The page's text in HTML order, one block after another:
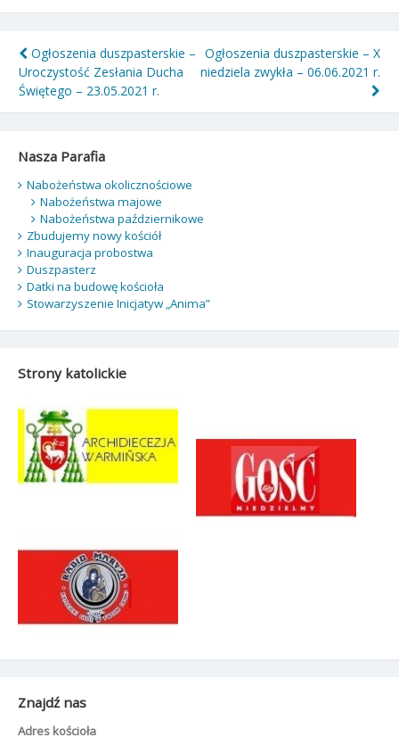
Nawigacja
wpisu
Ogłoszenia duszpasterskie –
Uroczystość Zesłania Ducha
Świętego – 23.05.2021 r.
Ogłoszenia duszpasterskie – X
niedziela zwykła – 06.06.2021 r.
Nasza Parafia
Nabożeństwa okolicznościowe
Nabożeństwa majowe
Nabożeństwa październikowe
Zbudujemy nowy kościół
Inauguracja probostwa
Duszpasterz
Datki na budowę kościoła
Stowarzyszenie Inicjatyw „Anima”
Strony katolickie
Znajdź nas
Adres kościoła